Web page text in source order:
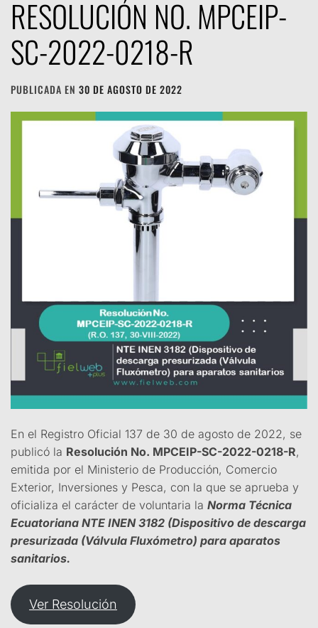
RESOLUCIÓN NO. MPCEIP-
SC-2022-0218-R
PUBLICADA EN 30 DE AGOSTO DE 2022
En el Registro Oficial 137 de 30 de agosto de 2022, se
publicó la Resolución No. MPCEIP-SC-2022-0218-R,
emitida por el Ministerio de Producción, Comercio
Exterior, Inversiones y Pesca, con la que se aprueba y
oficializa el carácter de voluntaria la Norma Técnica
Ecuatoriana NTE INEN 3182 (Dispositivo de descarga
presurizada (Válvula Fluxómetro) para aparatos
sanitarios.
Ver Resolución